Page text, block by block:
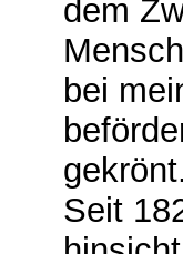
dem
bei
Seit